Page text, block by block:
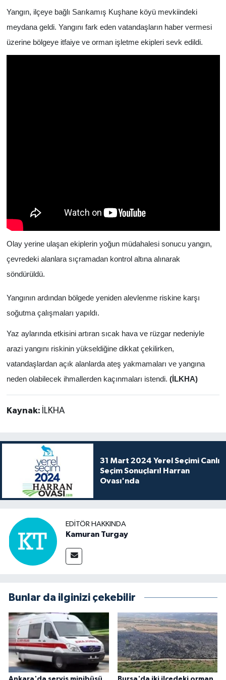
Yangın, ilçeye bağlı Sarıkamış Kuşhane köyü mevkiindeki
meydana geldi. Yangını fark eden vatandaşların haber vermesi
üzerine bölgeye itfaiye ve orman işletme ekipleri sevk edildi.
Olay yerine ulaşan ekiplerin yoğun müdahalesi sonucu yangın,
çevredeki alanlara sıçramadan kontrol altına alınarak
söndürüldü.
Yangının ardından bölgede yeniden alevlenme riskine karşı
soğutma çalışmaları yapıldı.
Yaz aylarında etkisini artıran sıcak hava ve rüzgar nedeniyle
arazi yangını riskinin yükseldiğine dikkat çekilirken,
vatandaşlardan açık alanlarda ateş yakmamaları ve yangına
neden olabilecek ihmallerden kaçınmaları istendi. (İLKHA)
Kaynak: İLKHA
31 Mart 2024 Yerel Seçimi Canlı
Seçim Sonuçları! Harran
Ovası'nda
EDITÖR HAKKINDA
Kamuran Turgay
Bunlar da ilginizi çekebilir